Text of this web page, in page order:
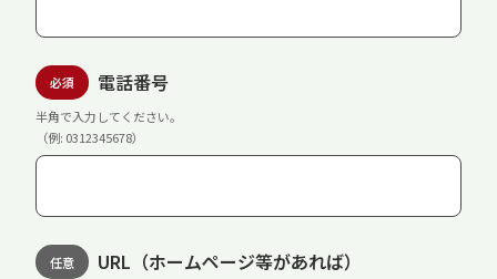
必須 電話番号
半角で入力してください。
（例: 0312345678）
任意 URL（ホームページ等があれば）